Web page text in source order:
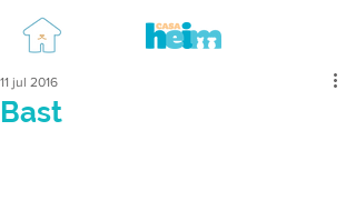
Bast
11 jul 2016